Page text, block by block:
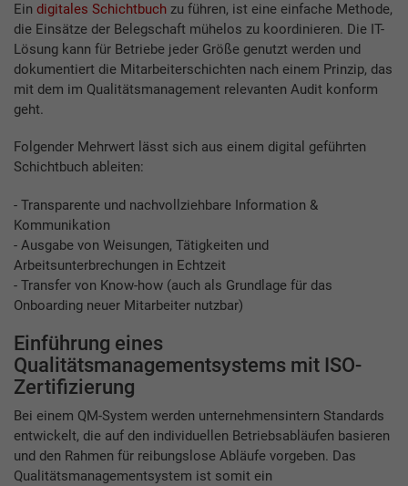
Ein digitales Schichtbuch zu führen, ist eine einfache Methode,
die Einsätze der Belegschaft mühelos zu koordinieren. Die IT-
Lösung kann für Betriebe jeder Größe genutzt werden und
dokumentiert die Mitarbeiterschichten nach einem Prinzip, das
mit dem im Qualitätsmanagement relevanten Audit konform
geht.
Folgender Mehrwert lässt sich aus einem digital geführten
Schichtbuch ableiten:
- Transparente und nachvollziehbare Information &
Kommunikation
- Ausgabe von Weisungen, Tätigkeiten und
Arbeitsunterbrechungen in Echtzeit
- Transfer von Know-how (auch als Grundlage für das
Onboarding neuer Mitarbeiter nutzbar)
Einführung eines
Qualitätsmanagementsystems mit ISO-
Zertifizierung
Bei einem QM-System werden unternehmensintern Standards
entwickelt, die auf den individuellen Betriebsabläufen basieren
und den Rahmen für reibungslose Abläufe vorgeben. Das
Qualitätsmanagementsystem ist somit ein